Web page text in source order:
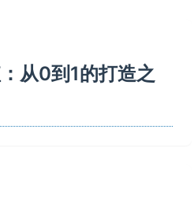
从0到1的打造之